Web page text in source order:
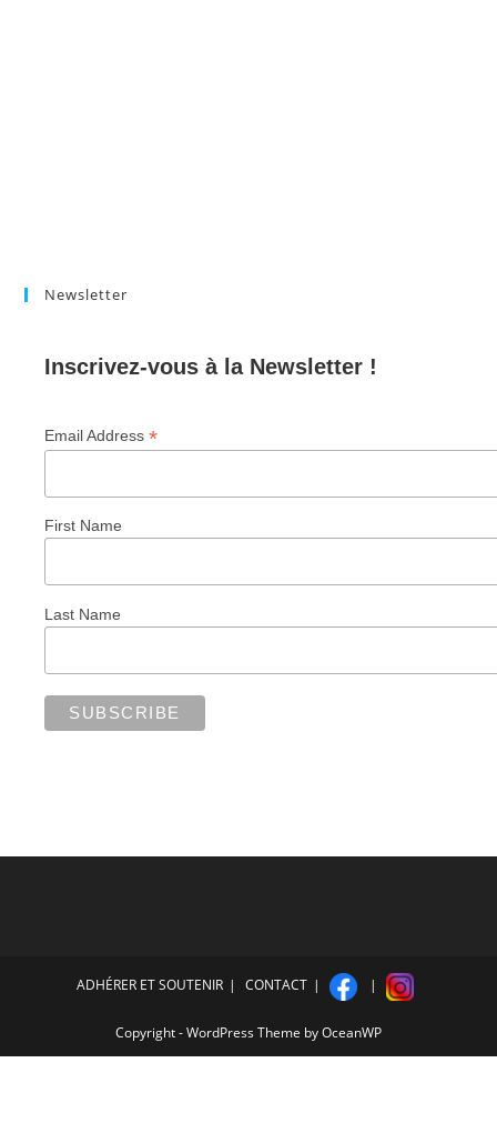
Newsletter
Inscrivez-vous à la Newsletter !
Email Address*
First Name
Last Name
ADHÉRER ET SOUTENIR CONTACT
Copyright - WordPress Theme by OceanWP